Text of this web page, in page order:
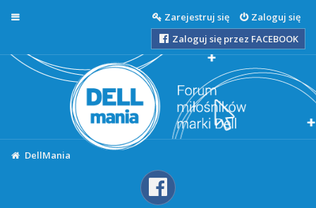
Zaloguj się
Zarejestruj się
Zaloguj się przez FACEBOOK
DellMania